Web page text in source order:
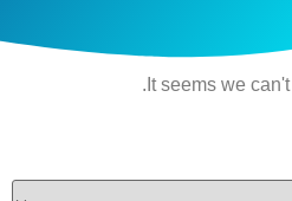
It seems we